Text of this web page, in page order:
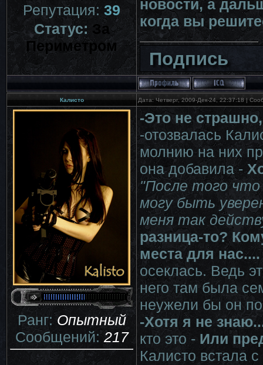
Репутация:39
Статус:За
Периметром
новости, а
когда вы
Подпись
Калисто Дата: Четверг, 2009-Дек-24, 22:37:18 |
Ранг:Опытный
Сообщений:217
-Это не
-отозвалась
молнию на них
она добавила -
"После того что
могу быть
меня так
разница-то?
места для
осеклась. Ведь
него там была
неужели бы он
-Хотя я не
кто это -Или
Калисто встала